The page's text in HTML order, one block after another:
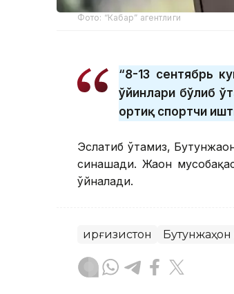
Фото: “Кабар” агентлиги
“8-13 сентябрь
ўйинлари бўлиб
ортиқ спортчи
Эслатиб ўтамиз,
синашади. Жаҳон
ўйналади.
Қирғизистон